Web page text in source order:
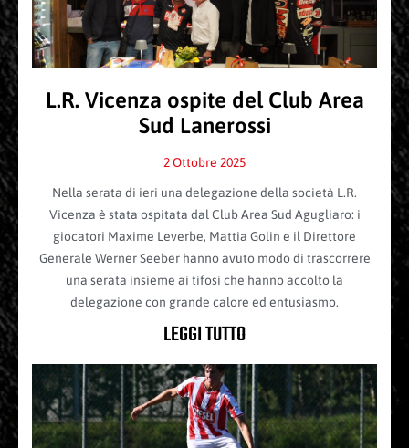
L.R. Vicenza ospite del Club Area
Sud Lanerossi
2 Ottobre 2025
Nella serata di ieri una delegazione della società L.R.
Vicenza è stata ospitata dal Club Area Sud Agugliaro: i
giocatori Maxime Leverbe, Mattia Golin e il Direttore
Generale Werner Seeber hanno avuto modo di trascorrere
una serata insieme ai tifosi che hanno accolto la
delegazione con grande calore ed entusiasmo.
LEGGI TUTTO